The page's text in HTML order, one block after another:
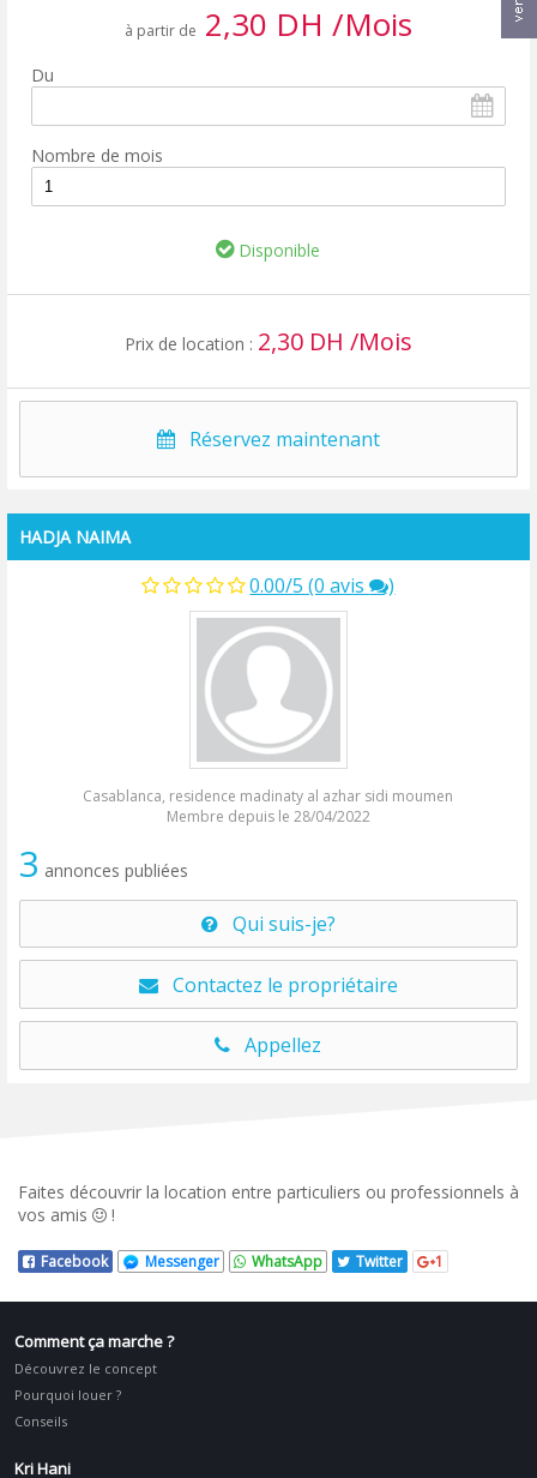
à partir de 2,30 DH /Mois
Du
Nombre de mois
Disponible
Prix de location : 2,30 DH /Mois
Réservez maintenant
HADJA NAIMA
0.00/5 (0 avis )
Casablanca, residence madinaty al azhar sidi moumen
Membre depuis le 28/04/2022
3 annonces publiées
Qui suis-je?
Contactez le propriétaire
Appellez
Faites découvrir la location entre particuliers ou professionnels à
vos amis
!
Facebook Messenger WhatsApp Twitter 1
Comment ça marche ?
Découvrez le concept
Pourquoi louer ?
Conseils
Kri Hani